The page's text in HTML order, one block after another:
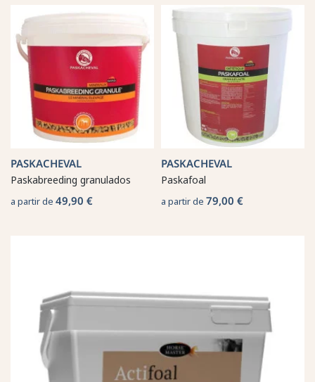
PASKACHEVAL
Paskabreeding granulados
a partir de 49,90 €
PASKACHEVAL
Paskafoal
a partir de 79,00 €